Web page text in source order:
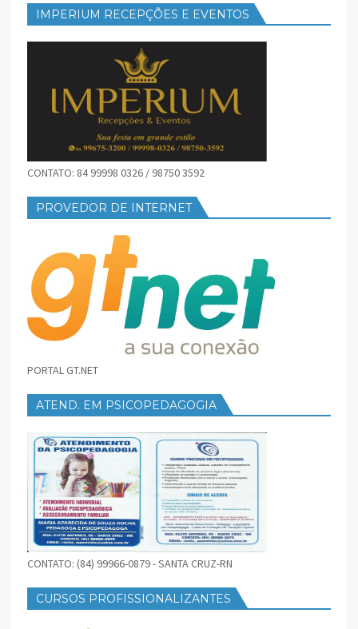
IMPERIUM RECEPÇÕES E EVENTOS
CONTATO: 84 99998 0326 / 98750 3592
PROVEDOR DE INTERNET
PORTAL GT.NET
ATEND. EM PSICOPEDAGOGIA
CONTATO: (84) 99966-0879 - SANTA CRUZ-RN
CURSOS PROFISSIONALIZANTES